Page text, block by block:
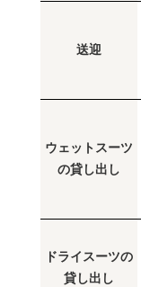
送迎
ウェットスーツ
の貸し出し
ドライスーツの
貸し出し